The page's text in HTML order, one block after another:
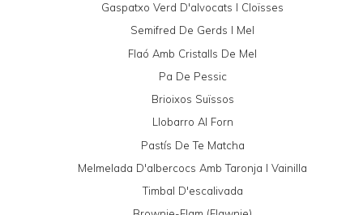
Gaspatxo Verd D'alvocats I Cloïsses
Semifred De Gerds I Mel
Flaó Amb Cristalls De Mel
Pa De Pessic
Brioixos Suïssos
Llobarro Al Forn
Pastís De Te Matcha
Melmelada D'albercocs Amb Taronja I Vainilla
Timbal D'escalivada